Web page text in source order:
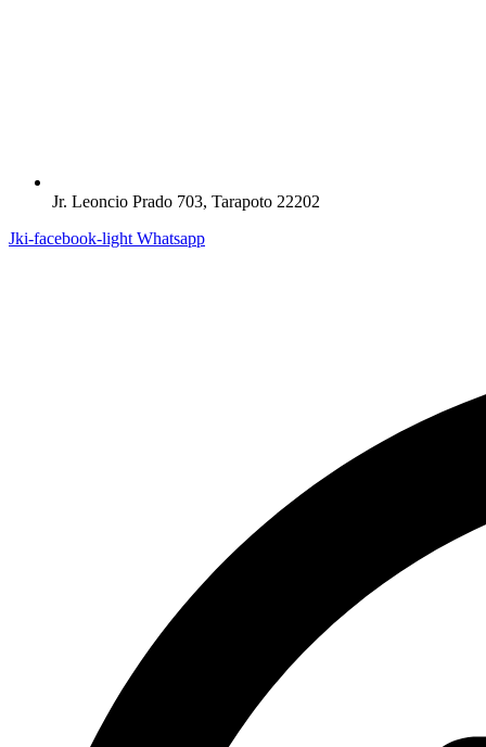
Jr. Leoncio Prado 703, Tarapoto 22202
Jki-facebook-light Whatsapp